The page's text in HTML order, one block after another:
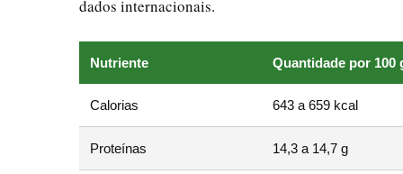
dados internacionais.
Nutriente Quantidade por 100
Calorias 643 a 659 kcal
Proteínas 14,3 a 14,7 g